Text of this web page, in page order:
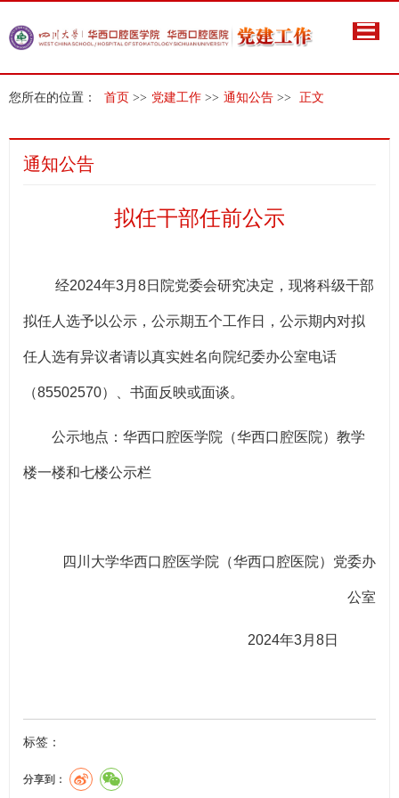
您所在的位置： 首页 >> 党建工作 >> 通知公告 >> 正文
通知公告
拟任干部任前公示
经2024年3月8日院党委会研究决定，现将科级干部
拟任人选予以公示，公示期五个工作日，公示期内对拟
任人选有异议者请以真实姓名向院纪委办公室电话
（85502570）、书面反映或面谈。
公示地点：华西口腔医学院（华西口腔医院）教学
楼一楼和七楼公示栏
四川大学华西口腔医学院（华西口腔医院）党委办
公室
2024年3月8日
标签：
分享到：